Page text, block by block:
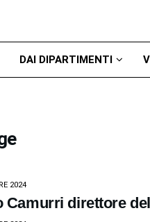
DAI DIPARTIMENTI
2024
Camurri direttore